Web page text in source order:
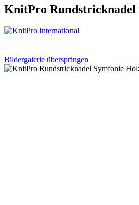
KnitPro Rundstricknadel
Bildergalerie überspringen